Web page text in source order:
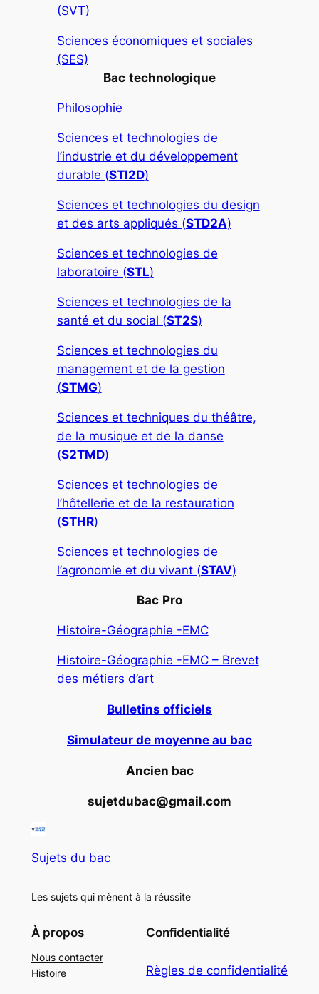
(SVT)
Sciences économiques et sociales
(SES)
Bac technologique
Philosophie
Sciences et technologies de
l’industrie et du développement
durable (STI2D)
Sciences et technologies du design
et des arts appliqués (STD2A)
Sciences et technologies de
laboratoire (STL)
Sciences et technologies de la
santé et du social (ST2S)
Sciences et technologies du
management et de la gestion
(STMG)
Sciences et techniques du théâtre,
de la musique et de la danse
(S2TMD)
Sciences et technologies de
l’hôtellerie et de la restauration
(STHR)
Sciences et technologies de
l’agronomie et du vivant (STAV)
Bac Pro
Histoire-Géographie -EMC
Histoire-Géographie -EMC – Brevet
des métiers d’art
Bulletins officiels
Simulateur de moyenne au bac
Ancien bac
sujetdubac@gmail.com
Sujets du bac
Les sujets qui mènent à la réussite
À propos
Nous contacter
Histoire
Confidentialité
Règles de confidentialité